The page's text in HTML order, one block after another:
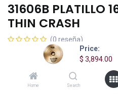
Price:
$ 3,894.00
Home Search
31606B PLATILLO
THIN CRASH
(0 reseña)
El Sabian 31606B B8 Pro Series
con un sonido ajustado, brillante
3,894.00 IVA incluido